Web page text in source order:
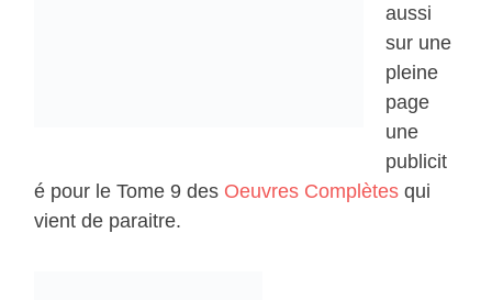
aussi
sur une
pleine
page
une
publicit
é pour le Tome 9 des Oeuvres Complètes qui
vient de paraitre.